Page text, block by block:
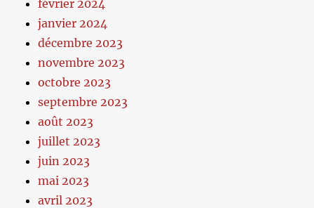
février 2024
janvier 2024
décembre 2023
novembre 2023
octobre 2023
septembre 2023
août 2023
juillet 2023
juin 2023
mai 2023
avril 2023